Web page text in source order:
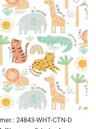
24843-WHT-CTN-D